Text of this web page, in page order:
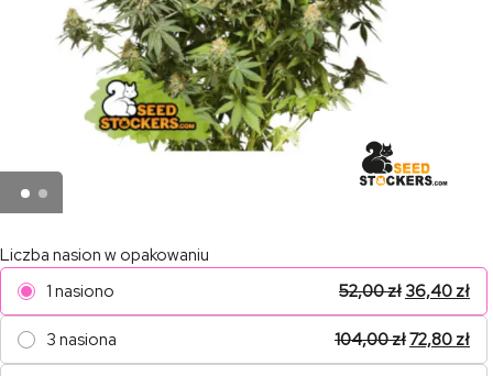
Liczba nasion w opakowaniu
1 nasiono
52,00zł 36,40 zł
3 nasiona 104,00zł72,80 zł